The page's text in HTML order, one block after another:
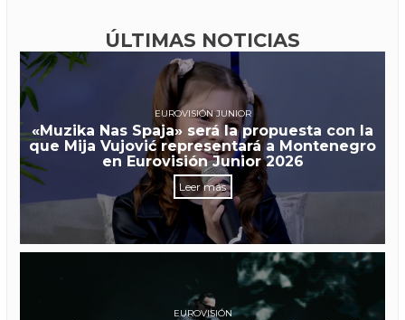
ÚLTIMAS NOTICIAS
EUROVISIÓN JUNIOR
«Muzika Nas Spaja» será la propuesta con la
que Mija Vujović representará a Montenegro
en Eurovisión Junior 2026
Leer más
EUROVISIÓN